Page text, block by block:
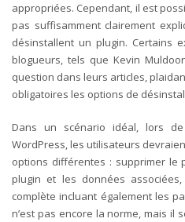
appropriées. Cependant, il est
pas suffisamment clairement
désinstallent un plugin. Certains
blogueurs, tels que Kevin
question dans leurs articles,
obligatoires les options de
Dans un scénario idéal, lors
WordPress, les utilisateurs
options différentes : supprimer le
plugin et les données
complète incluant également les
n’est pas encore la norme, mais il